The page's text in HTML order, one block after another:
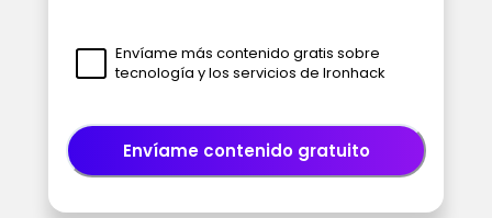
Envíame más contenido gratis sobre
tecnología y los servicios de Ironhack
Envíame contenido gratuito